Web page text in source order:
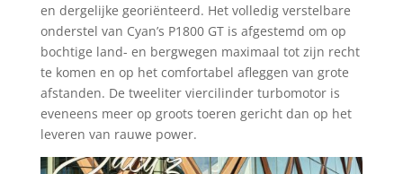
en dergelijke georiënteerd. Het volledig verstelbare
onderstel van Cyan’s P1800 GT is afgestemd om op
bochtige land- en bergwegen maximaal tot zijn recht
te komen en op het comfortabel afleggen van grote
afstanden. De tweeliter viercilinder turbomotor is
eveneens meer op groots toeren gericht dan op het
leveren van rauwe power.